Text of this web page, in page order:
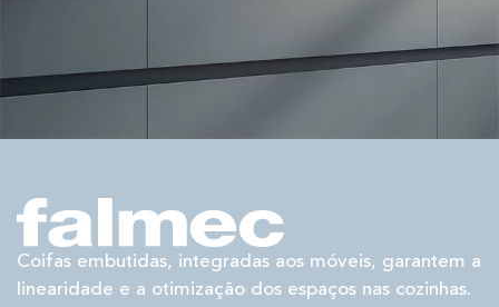
Coifas embutidas, integradas aos móveis, garantem a
linearidade e a otimização dos espaços nas cozinhas.